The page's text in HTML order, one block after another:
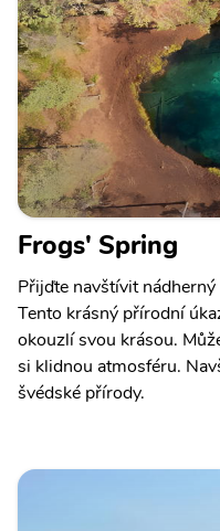
Frogs' Spring
Přijďte navštívit
Tento krásný přírodní
okouzlí svou krásou.
si klidnou atmosféru.
švédské přírody.